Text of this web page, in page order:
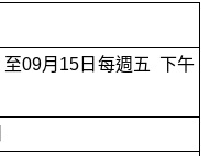
至09月15 日每週五
下午